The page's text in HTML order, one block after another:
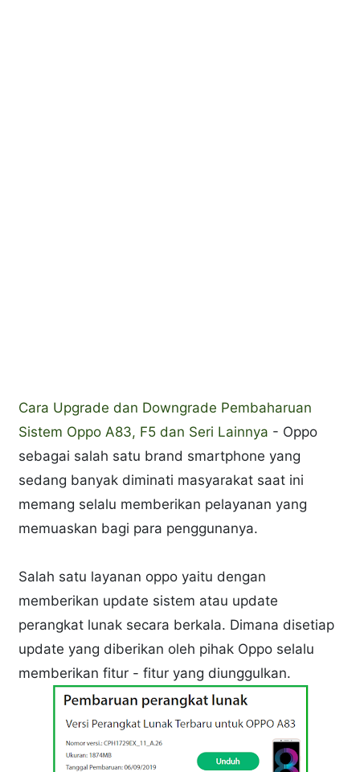
Cara Upgrade dan Downgrade Pembaharuan
Sistem Oppo A83, F5 dan Seri Lainnya - Oppo
sebagai salah satu brand smartphone yang
sedang banyak diminati masyarakat saat ini
memang selalu memberikan pelayanan yang
memuaskan bagi para penggunanya.
Salah satu layanan oppo yaitu dengan
memberikan update sistem atau update
perangkat lunak secara berkala. Dimana disetiap
update yang diberikan oleh pihak Oppo selalu
memberikan fitur - fitur yang diunggulkan.